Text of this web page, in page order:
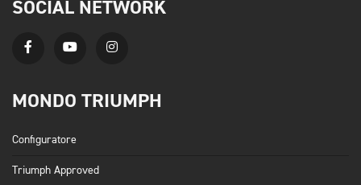
SOCIAL NETWORK
MONDO TRIUMPH
Configuratore
Triumph Approved